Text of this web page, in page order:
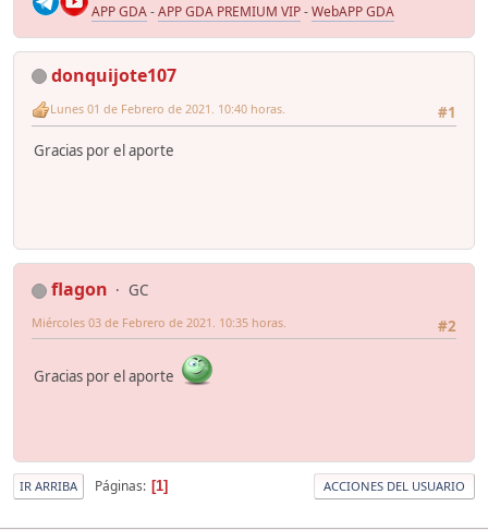
APP GDA-APP GDA PREMIUM VIP-WebAPP GDA
donquijote107
#1
Lunes 01 de Febrero de 2021. 10:40 horas.
Gracias por el aporte
flagon
GC
#2
Miércoles 03 de Febrero de 2021. 10:35 horas.
Gracias por el aporte
IR ARRIBA Páginas 1 ACCIONES DEL USUARIO